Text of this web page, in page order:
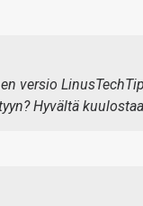
versio
Hyvältä